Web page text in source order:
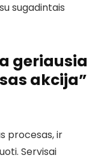
sugadintais
geriausia
akcija”
procesas, ir
Servisai